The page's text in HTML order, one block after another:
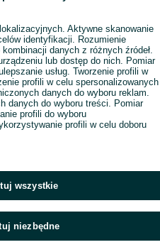
Aktywne skanowanie
identyfikacji. Rozumienie
danych z różnych źródeł.
lub dostęp do nich. Pomiar
usług. Tworzenie profili w
profili w celu spersonalizowanych
danych do wyboru reklam.
danych do wyboru treści. Pomiar
profili do wyboru
profili w celu doboru
wszystkie
niezbędne